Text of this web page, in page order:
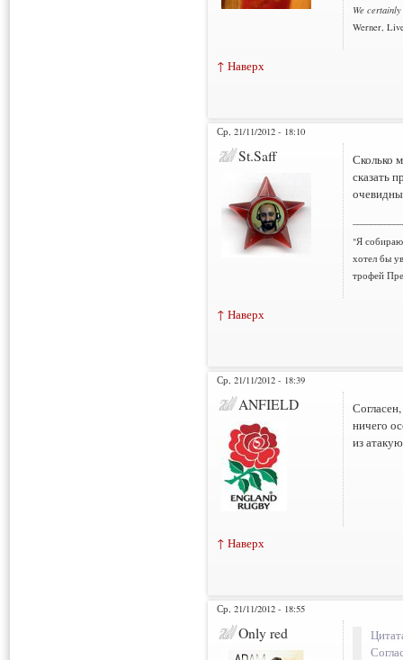
We
Werner,
↑ Наверх
Ср, 21/11/2012 - 18:10
St.Saff
Сколько
сказать
"Я
хотел бы
трофей
↑ Наверх
Ср, 21/11/2012 - 18:39
ANFIELD
ничего
из
↑ Наверх
Ср, 21/11/2012 - 18:55
Only red